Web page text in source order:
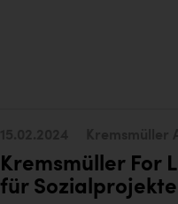
Kremsmüller For
für